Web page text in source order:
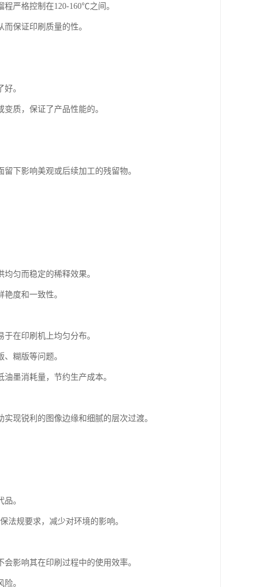
严格控制在120-160℃之间。
保证印刷质量的性。
。
质，保证了产品性能的。
下影响美观或后续加工的残留物。
匀而稳定的稀释效果。
度和一致性。
在印刷机上均匀分布。
糊版等问题。
墨消耗量，节约生产成本。
现锐利的图像边缘和细腻的层次过渡。
。
法规要求，减少对环境的影响。
影响其在印刷过程中的使用效率。
。